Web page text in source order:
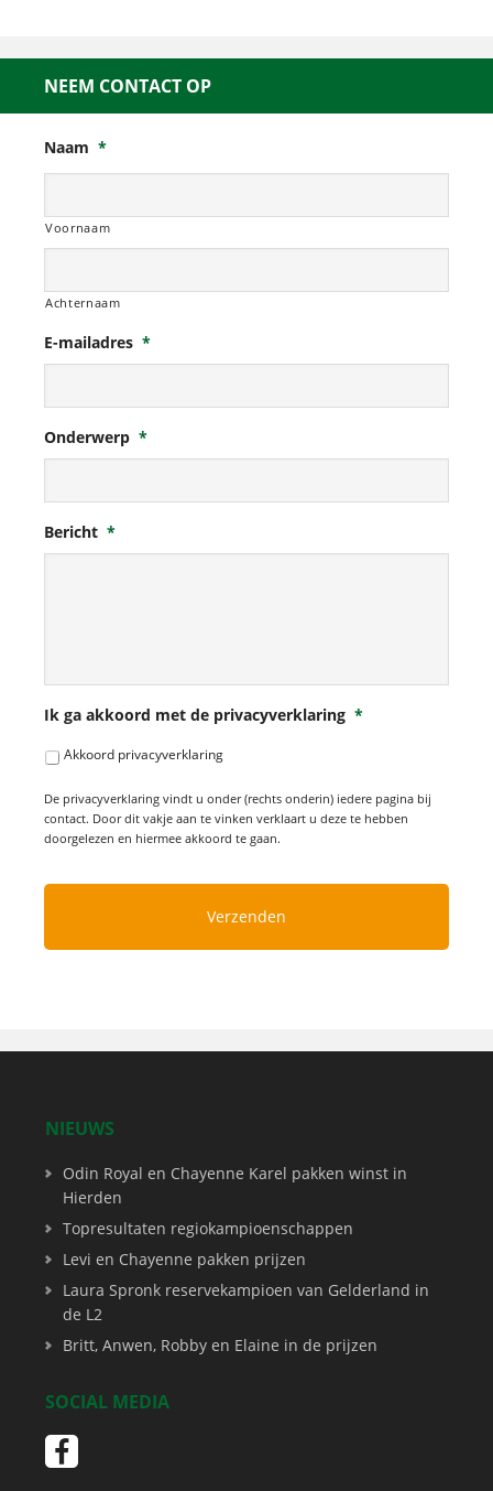
NEEM CONTACT OP
Naam *
Voornaam
Achternaam
E-mailadres *
Onderwerp *
Bericht *
Ik ga akkoord met de privacyverklaring *
Akkoord privacyverklaring
De privacyverklaring vindt u onder (rechts onderin) iedere pagina bij
contact. Door dit vakje aan te vinken verklaart u deze te hebben
doorgelezen en hiermee akkoord te gaan.
NIEUWS
Odin Royal en Chayenne Karel pakken winst in
Hierden
Topresultaten regiokampioenschappen
Levi en Chayenne pakken prijzen
Laura Spronk reservekampioen van Gelderland in
de L2
Britt, Anwen, Robby en Elaine in de prijzen
SOCIAL MEDIA